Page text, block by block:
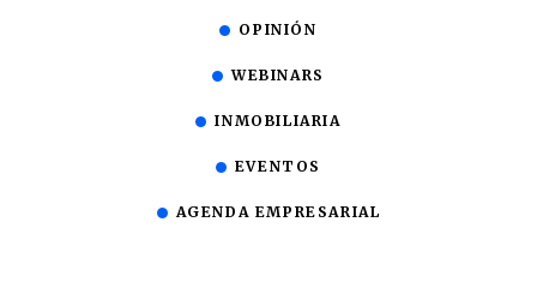
OPINIÓN
WEBINARS
INMOBILIARIA
EVENTOS
AGENDA EMPRESARIAL